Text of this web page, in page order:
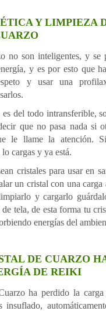
Y LIMPIEZA
no son inteligentes, y se
y es por esto que
y usar una
del todo intransferible,
que no pasa nada si
le llame la atención. Si
cargas y ya está.
cristales para usar en
un cristal con una carga
y cargarlo
tela, de esta forma tu
energías del
DE CUARZO
DE REIKI
ha perdido la carga